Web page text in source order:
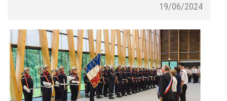
19/06/2024